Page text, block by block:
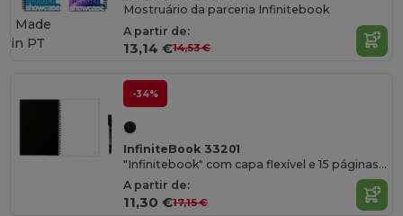
Mostruário da parceria Infinitebook
A partir de:
13,14 €14,53 €
Made
in PT
-34%
InfiniteBook 33201
"Infinitebook" com capa flexível e 15 páginas pautadas estilo quadro branco
A partir de:
11,30 €17,15 €